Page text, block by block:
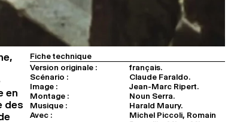
en
des
Fiche technique
Version originale :
français.
Scénario :
Claude Faraldo.
Image :
Jean-Marc Ripert.
Montage :
Noun Serra.
Musique :
Harald Maury.
Avec :
Michel Piccoli, Romain